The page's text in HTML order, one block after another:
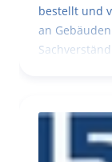
bestellt und
an